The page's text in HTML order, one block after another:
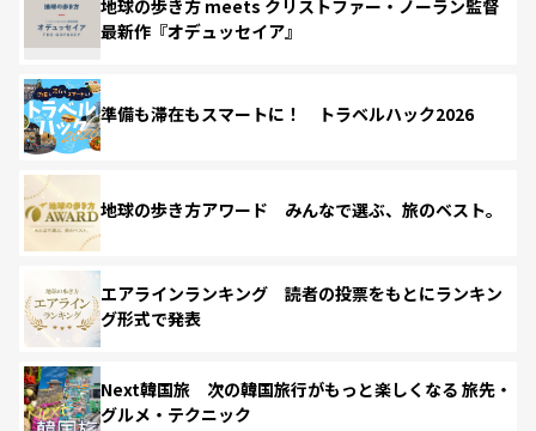
地球の歩き方 meets クリストファー・ノーラン監督
最新作『オデュッセイア』
準備も滞在もスマートに！ トラベルハック2026
地球の歩き方アワード みんなで選ぶ、旅のベスト。
エアラインランキング 読者の投票をもとにランキン
グ形式で発表
Next韓国旅 次の韓国旅行がもっと楽しくなる 旅先・
グルメ・テクニック